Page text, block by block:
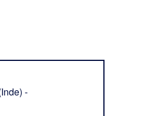
-